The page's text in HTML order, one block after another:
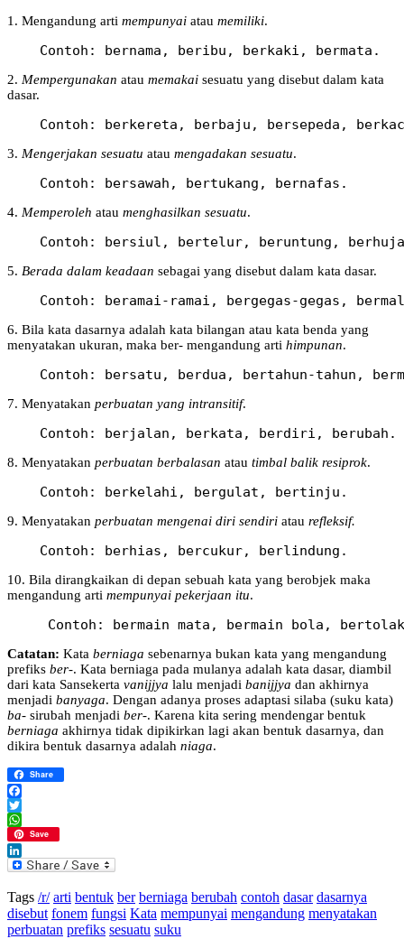
1. Mengandung arti mempunyai atau memiliki.
    Contoh: bernama, beribu, berkaki, bermata.
2. Mempergunakan atau memakai sesuatu yang disebut dalam kata
dasar.
Contoh: berkereta, berbaju, bersepeda,
3. Mengerjakan sesuatu atau mengadakan sesuatu.
    Contoh: bersawah, bertukang, bernafas.
4. Memperoleh atau menghasilkan sesuatu.
Contoh: bersiul, bertelur, beruntung,
5. Berada dalam keadaan sebagai yang disebut dalam kata dasar.
Contoh: beramai-ramai, bergegas-gegas,
6. Bila kata dasarnya adalah kata bilangan atau kata benda yang
menyatakan ukuran, maka ber- mengandung arti himpunan.
Contoh: bersatu, berdua, bertahun-tahun,
7. Menyatakan perbuatan yang intransitif.
    Contoh: berjalan, berkata, berdiri, berubah.
8. Menyatakan perbuatan berbalasan atau timbal balik resiprok.
    Contoh: berkelahi, bergulat, bertinju.
9. Menyatakan perbuatan mengenai diri sendiri atau refleksif.
    Contoh: berhias, bercukur, berlindung.
10. Bila dirangkaikan di depan sebuah kata yang berobjek maka
mengandung arti mempunyai pekerjaan itu.
Contoh: bermain mata, bermain bola,
Catatan: Kata berniaga sebenarnya bukan kata yang mengandung
prefiks ber-. Kata berniaga pada mulanya adalah kata dasar, diambil
dari kata Sansekerta vanijjya lalu menjadi banijjya dan akhirnya
menjadi banyaga. Dengan adanya proses adaptasi silaba (suku kata)
ba- sirubah menjadi ber-. Karena kita sering mendengar bentuk
berniaga akhirnya tidak dipikirkan lagi akan bentuk dasarnya, dan
dikira bentuk dasarnya adalah niaga.
Share
Facebook
Twitter
WhatsApp
Save
LinkedIn
Tags /r/ arti bentuk ber berniaga berubah contoh dasar dasarnya
disebut fonem fungsi Kata mempunyai mengandung menyatakan
perbuatan prefiks sesuatu suku